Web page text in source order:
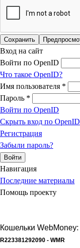
Вход на сайт
Войти по OpenID
Что такое OpenID?
Имя пользователя *
Пароль *
Войти по OpenID
Скрыть вход по OpenID
Регистрация
Забыли пароль?
Навигация
Последние материалы
Помощь проекту
Кошельки WebMoney:
R223381292090 - WMR